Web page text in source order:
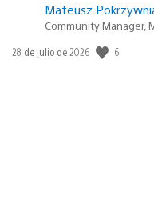
Mateusz
Community Manager,
Fecha
28 de julio de 2026 6